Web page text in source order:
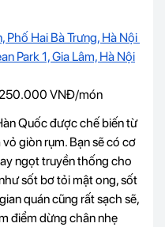
Phố Hai Bà Trưng, Hà Nội
Park 1, Gia Lâm, Hà Nội
VNĐ/món
Quốc được chế biến từ
giòn rụm. Bạn sẽ có cơ
ngọt truyền thống cho
sốt bơ tỏi mật ong, sốt
quán cũng rất sạch sẽ,
điểm dừng chân nhẹ